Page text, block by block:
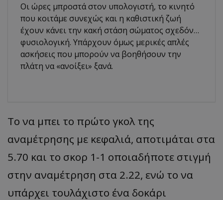
Οι ώρες μπροστά στον υπολογιστή, το κινητό
που κοιτάμε συνεχώς και η καθιστική ζωή
έχουν κάνει την κακή στάση σώματος σχεδόν…
φυσιολογική. Υπάρχουν όμως μερικές απλές
ασκήσεις που μπορούν να βοηθήσουν την
πλάτη να «ανοίξει» ξανά.
Το να μπει το πρώτο γκολ της
αναμέτρησης με κεφαλιά, αποτιμάται στα
5.70 και το σκορ 1-1 οποιαδήποτε στιγμή
στην αναμέτρηση στα 2.22, ενώ το να
υπάρχει τουλάχιστο ένα δοκάρι